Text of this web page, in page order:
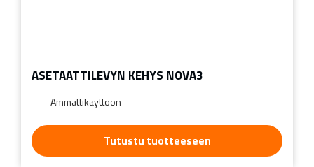
ASETAATTILEVYN KEHYS NOVA3
Ammattikäyttöön
Tutustu tuotteeseen